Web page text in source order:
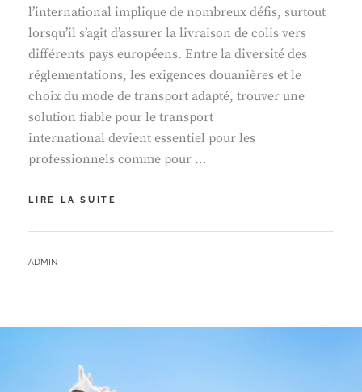
l’international implique de nombreux défis, surtout
lorsqu’il s’agit d’assurer la livraison de colis vers
différents pays européens. Entre la diversité des
réglementations, les exigences douanières et le
choix du mode de transport adapté, trouver une
solution fiable pour le transport
international devient essentiel pour les
professionnels comme pour …
LIRE LA SUITE
:
L’EUROPE
BY
ADMIN